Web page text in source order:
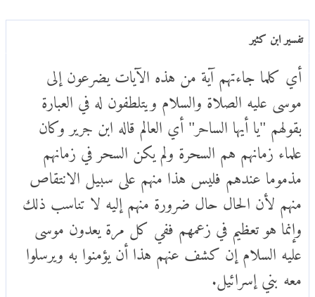
تفسير ابن كثير
أي كلما جاءتهم آية من هذه الآيات يضرعون إلى
موسى عليه الصلاة والسلام ويتلطفون له في العبارة
بقولهم "يا أيها الساحر" أي العالم قاله ابن جرير وكان
علماء زمانهم هم السحرة ولم يكن السحر في زمانهم
مذموما عندهم فليس هذا منهم على سبيل الانتقاص
منهم لأن الحال حال ضرورة منهم إليه لا تناسب ذلك
وإنما هو تعظيم في زعمهم ففي كل مرة يعدون موسى
عليه السلام إن كشف عنهم هذا أن يؤمنوا به ويرسلوا
معه بني إسرائيل.